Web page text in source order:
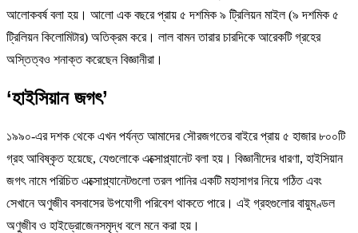
আলোকবর্ষ বলা হয়। আলো এক বছরে প্রায় ৫ দশমিক ৯ ট্রিলিয়ন মাইল (৯ দশমিক ৫
ট্রিলিয়ন কিলোমিটার) অতিক্রম করে। লাল বামন তারার চারদিকে আরেকটি গ্রহের
অস্তিত্বও শনাক্ত করেছেন বিজ্ঞানীরা।
‘হাইসিয়ান জগৎ’
১৯৯০-এর দশক থেকে এখন পর্যন্ত আমাদের সৌরজগতের বাইরে প্রায় ৫ হাজার ৮০০টি
গ্রহ আবিষ্কৃত হয়েছে, যেগুলোকে এক্সোপ্ল্যানেট বলা হয়। বিজ্ঞানীদের ধারণা, হাইসিয়ান
জগৎ নামে পরিচিত এক্সোপ্ল্যানেটগুলো তরল পানির একটি মহাসাগর নিয়ে গঠিত এবং
সেখানে অণুজীব বসবাসের উপযোগী পরিবেশ থাকতে পারে। এই গ্রহগুলোর বায়ুমণ্ডল
অণুজীব ও হাইড্রোজেনসমৃদ্ধ বলে মনে করা হয়।